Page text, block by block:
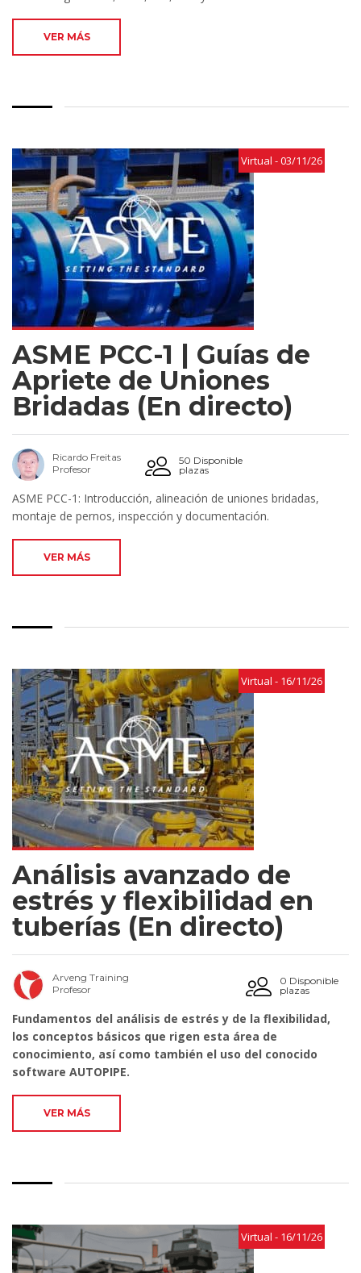
VER MÁS
Virtual - 03/11/26
ASME PCC-1 | Guías de
Apriete de Uniones
Bridadas (En directo)
Ricardo Freitas
Profesor
50 Disponible
plazas
ASME PCC-1: Introducción, alineación de uniones bridadas,
montaje de pernos, inspección y documentación.
VER MÁS
Virtual - 16/11/26
Análisis avanzado de
estrés y flexibilidad en
tuberías (En directo)
Arveng Training
Profesor
0 Disponible
plazas
Fundamentos del análisis de estrés y de la flexibilidad,
los conceptos básicos que rigen esta área de
conocimiento, así como también el uso del conocido
software AUTOPIPE.
VER MÁS
Virtual - 16/11/26